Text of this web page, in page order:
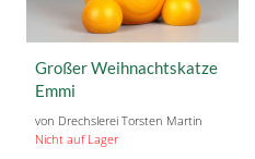
Großer Weihnachtskatze
Emmi
von Drechslerei Torsten Martin
Nicht auf Lager